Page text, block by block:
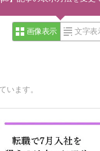
画像表示 文字表
います。